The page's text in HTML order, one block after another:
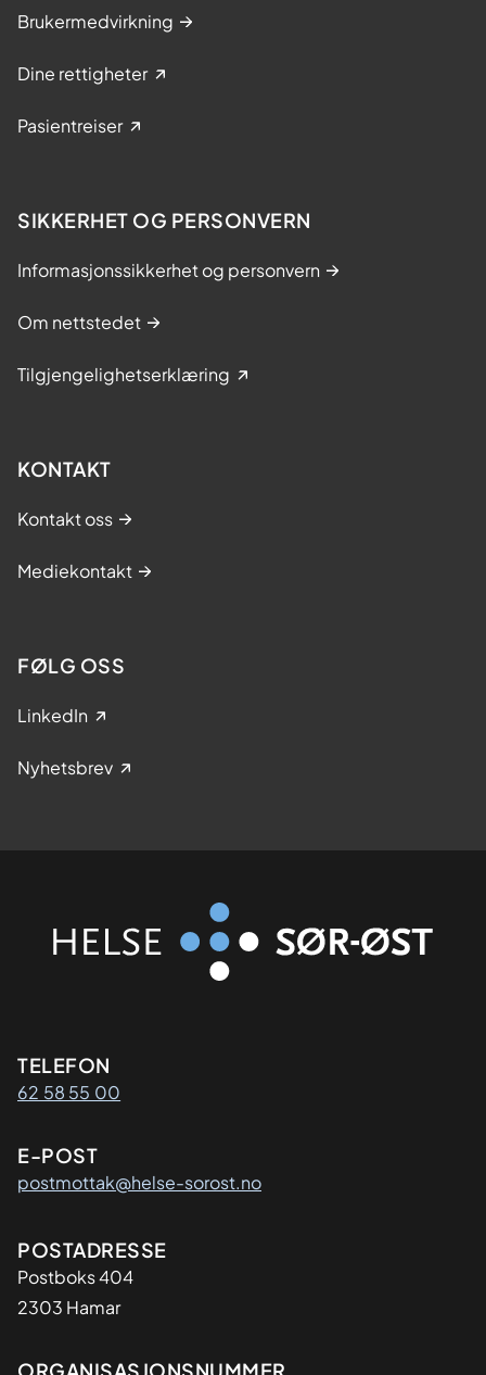
Brukermedvirkning
Dine rettigheter
Pasientreiser
SIKKERHET OG PERSONVERN
Informasjonssikkerhet og personvern
Om nettstedet
Tilgjengelighetserklæring
KONTAKT
Kontakt oss
Mediekontakt
FØLG OSS
LinkedIn
Nyhetsbrev
Kontaktinformasjon
TELEFON
62 58 55 00
E-POST
postmottak@helse-sorost.no
Adresse
POSTADRESSE
Postboks 404
2303 Hamar
ORGANISASJONSNUMMER